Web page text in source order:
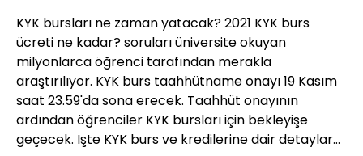
KYK bursları ne zaman yatacak? 2021 KYK burs
ücreti ne kadar? soruları üniversite okuyan
milyonlarca öğrenci tarafından merakla
araştırılıyor. KYK burs taahhütname onayı 19 Kasım
saat 23.59'da sona erecek. Taahhüt onayının
ardından öğrenciler KYK bursları için bekleyişe
geçecek. İşte KYK burs ve kredilerine dair detaylar...